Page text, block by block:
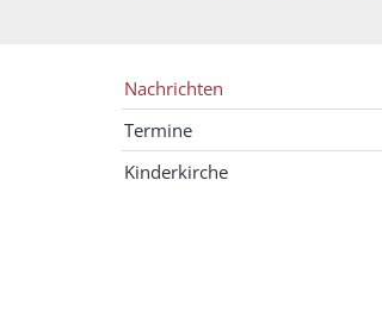
Nachrichten
Termine
Kinderkirche